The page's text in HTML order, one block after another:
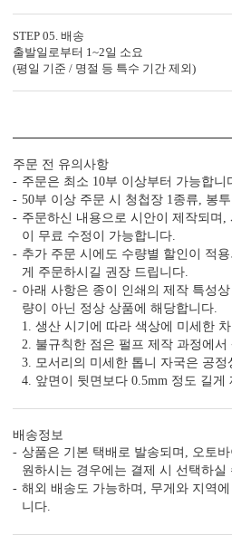
디자인형
신랑신부 이름, 예식일을 인쇄할
수 있습니다.
기
수신
컬러 봉투
다양한 컬러 봉투가 준비되어 있습니
STEP 05. 배송
출발일로부터 1~2일 소요
(평일 기준 / 명절 등 특수 기간 제외)
주문 전 유의사항
주문은 최소 10부 이상부터 가능합니
50부 이상 주문 시 청첩장 1종류, 봉
주문하신 내용으로 시안이 제작되며,
이 무료 수정이 가능합니다.
추가 주문 시에도 수량별 할인이 적
게 주문하시길 권장 드립니다.
아래 사항은 종이 인쇄의 제작 특성
량이 아닌 정상 상품에 해당합니다.
1. 생산 시기에 따라 색상에 미세한
2. 불규칙한 점은 펄프 제작 과정에서
3. 모서리의 미세한 톱니 자국은 공
4. 앞면이 뒷면보다 0.5mm 정도 길게
배송정보
상품은 기본 택배로 발송되며, 오토
원하시는 경우에는 결제 시 선택하실
해외 배송도 가능하며, 무게와 지역
니다.